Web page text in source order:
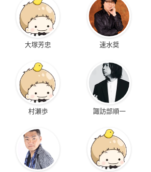
大塚芳忠 速水奨
村瀬歩 諏訪部順一